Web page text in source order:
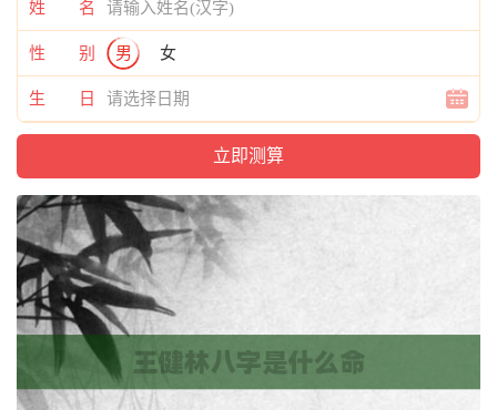
姓 名
性 别 男 女
生 日